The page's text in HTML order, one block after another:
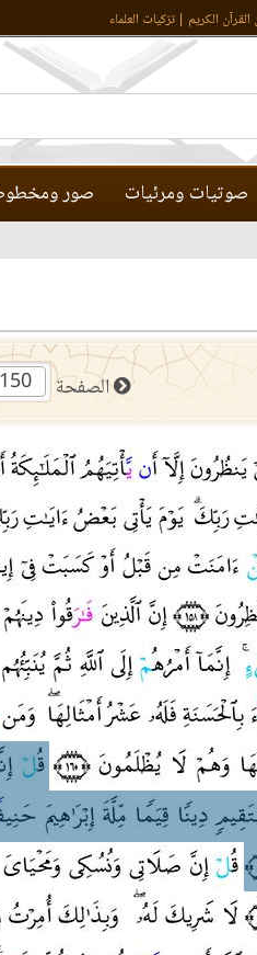
الكريم تزكيات العلماء
صوتيات ومرئيات صور
الصفحة 150